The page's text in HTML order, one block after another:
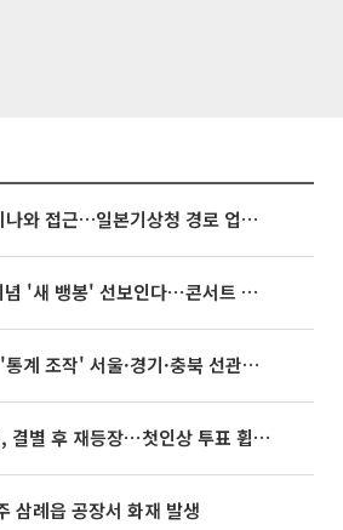
태풍 '돌핀' 오키나와 접근…일본기상청 경로 업데이트
빅뱅, 20주년 기념 '새 뱅봉' 선보인다⋯콘서트 앞두고 팝업 개최
조작' 서울·경기·충북 선관위 등 추가 압수수색
‘나솔사계’ 국화, 결별 후 재등장⋯첫인상 투표 휩쓸고 ‘인기녀’ 등극
삼례읍 공장서 화재 발생